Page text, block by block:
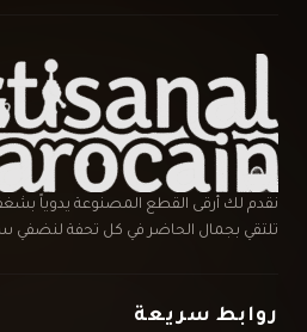
نقدم لك أرقى القطع المصنوعة يدوياً
تلتقي بجمال الحاضر في كل تحفة
روابط سريعة